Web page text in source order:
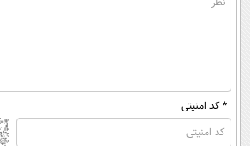
* کد امنیتی